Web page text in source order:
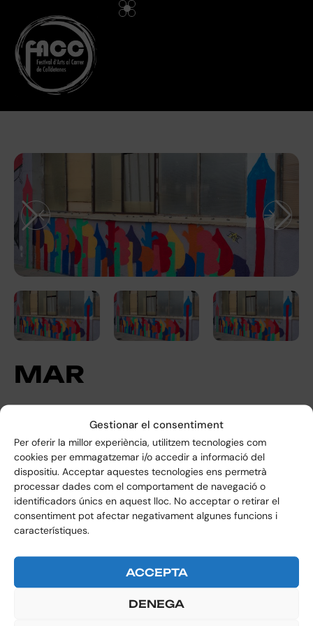
Gestionar el consentiment
Per oferir la millor experiència, utilitzem tecnologies com
cookies per emmagatzemar i/o accedir a informació del
dispositiu. Acceptar aquestes tecnologies ens permetrà
processar dades com el comportament de navegació o
identificadors únics en aquest lloc. No acceptar o retirar el
consentiment pot afectar negativament algunes funcions i
característiques.
ACCEPTA
DENEGA
MAR
(enllaç a maps)
Plaça de la
Independència
de Catalunya
2026
Márquez
SEGÜENT